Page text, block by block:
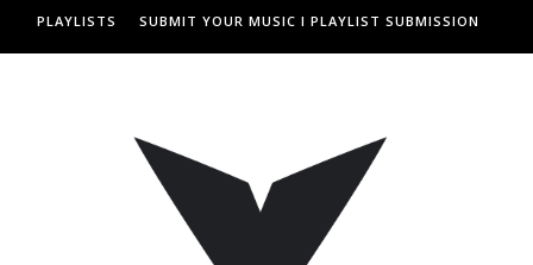
PLAYLISTS SUBMIT YOUR MUSIC I PLAYLIST SUBMISSION